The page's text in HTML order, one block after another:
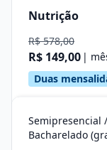
Nutrição
R$ 578,00
R$ 149,00 |
Duas
Semipresencial
Bacharelado